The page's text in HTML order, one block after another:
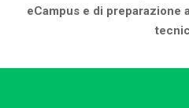
eCampus e di preparazione